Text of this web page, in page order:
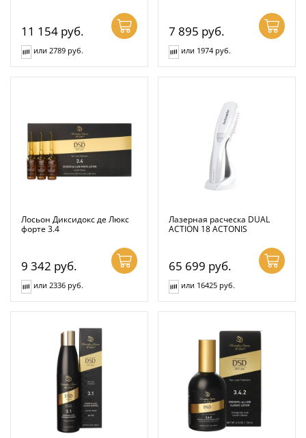
11 154 руб.
или 2789 руб.
7 895 руб.
или 1974 руб.
Лосьон Диксидокс де Люкс
форте 3.4
9 342 руб.
или 2336 руб.
Лазерная расческа DUAL
ACTION 18 ACTONIS
65 699 руб.
или 16425 руб.